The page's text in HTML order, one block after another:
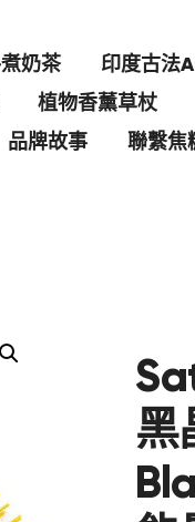
奶茶 印度古法
植物香薰草杖
品牌故事
聯繫焦
黑